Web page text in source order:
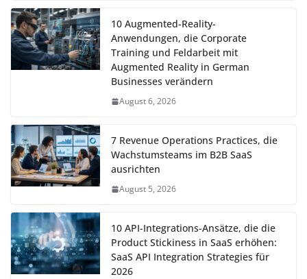
10 Augmented-Reality-
Anwendungen, die Corporate
Training und Feldarbeit mit
Augmented Reality in German
Businesses verändern
August 6, 2026
7 Revenue Operations Practices, die
Wachstumsteams im B2B SaaS
ausrichten
August 5, 2026
10 API-Integrations-Ansätze, die die
Product Stickiness in SaaS erhöhen:
SaaS API Integration Strategies für
2026